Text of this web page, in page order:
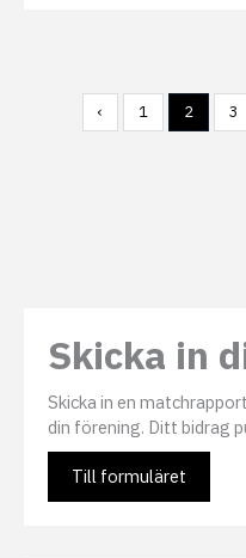
‹ 1 2 3
Skicka in
Skicka in en
din förening. Ditt bidrag
Till formuläret